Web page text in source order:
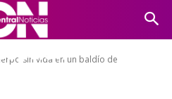
sin vida en un baldío de
vida en un